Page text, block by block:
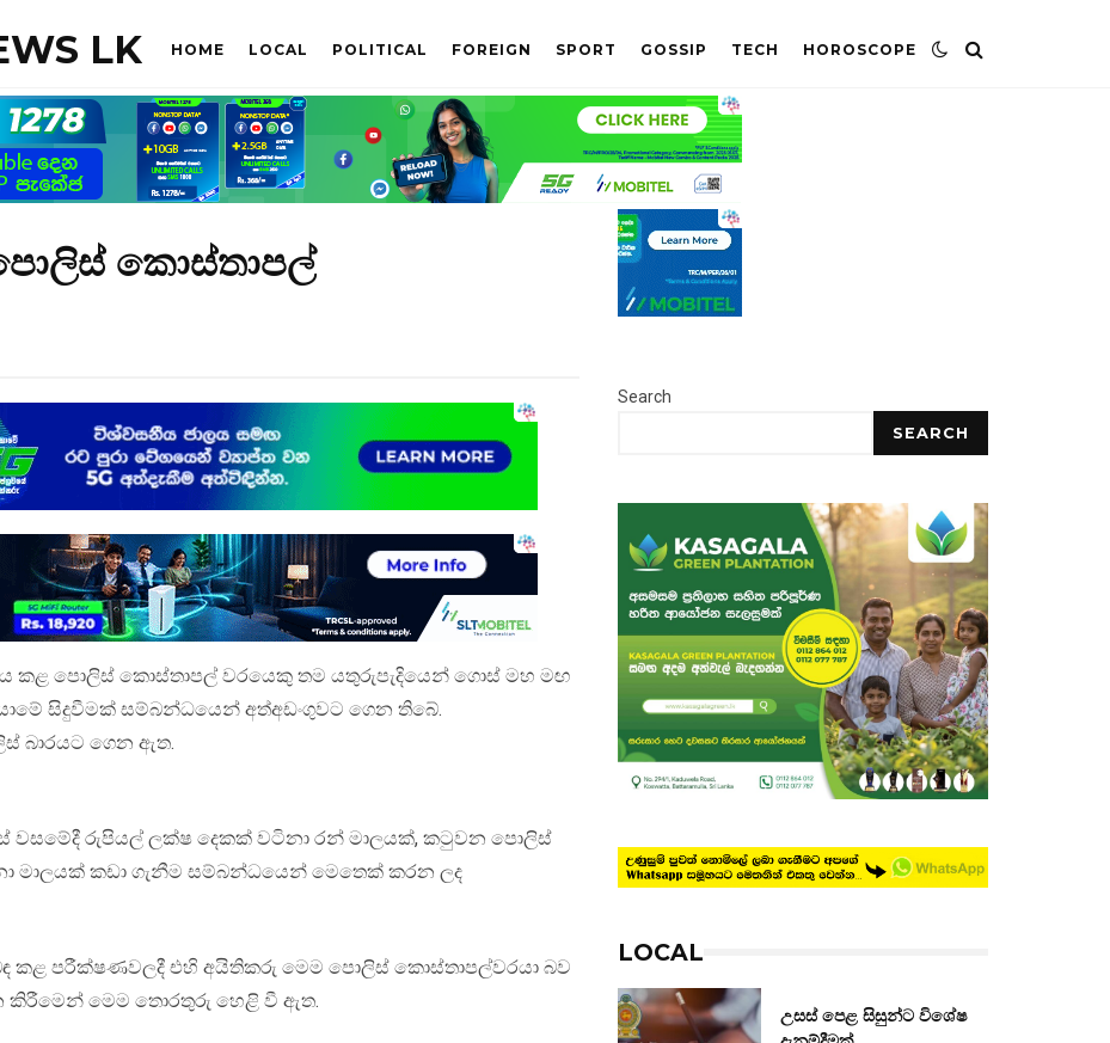
LK HOME LOCAL POLITICAL FOREIGN SPORT GOSSIP TECH HOROSCOPE
කොස්තාපල්
කළ පොලිස් කොස්තාපල් වරයෙකු තම යතුරුපැදියෙන් ගොස් මහ මඟ
සිදුවීමක් සම්බන්ධයෙන් අත්අඩංගුවට ගෙන තිබේ.
බාරයට ගෙන ඇත.
වසමේදී රුපියල් ලක්ෂ දෙකක් වටිනා රන් මාලයක්, කටුවන පොලිස්
මාලයක් කඩා ගැනීම සම්බන්ධයෙන් මෙතෙක් කරන ලද
කළ පරීක්ෂණවලදී එහි අයිතිකරු මෙම පොලිස් කොස්තාපල්වරයා බව
කිරීමෙන් මෙම තොරතුරු හෙළි වී ඇත.
Search
SEARCH
LOCAL
උසස් පෙළ සිසුන්ට විශේෂ